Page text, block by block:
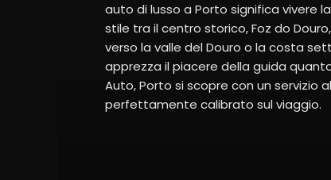
auto di lusso a Porto significa vivere
stile tra il centro storico, Foz do
verso la valle del Douro o la costa
apprezza il piacere della guida
Auto, Porto si scopre con un servizio
perfettamente calibrato sul viaggio.